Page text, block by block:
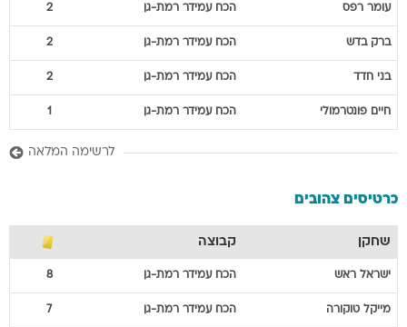
עומר רפס הכח עמידר רמת-גן 2
ברק בדש הכח עמידר רמת-גן 2
בני חדד הכח עמידר רמת-גן 2
חיים פונטרמולי הכח עמידר רמת-גן 1
לרשימה המלאה
כרטיסים צהובים
שחקן קבוצה
ישראל ראש הכח עמידר רמת-גן 8
מייקל טוקורה הכח עמידר רמת-גן 7